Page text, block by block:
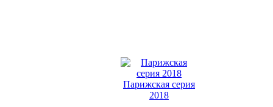
Парижская серия
2018